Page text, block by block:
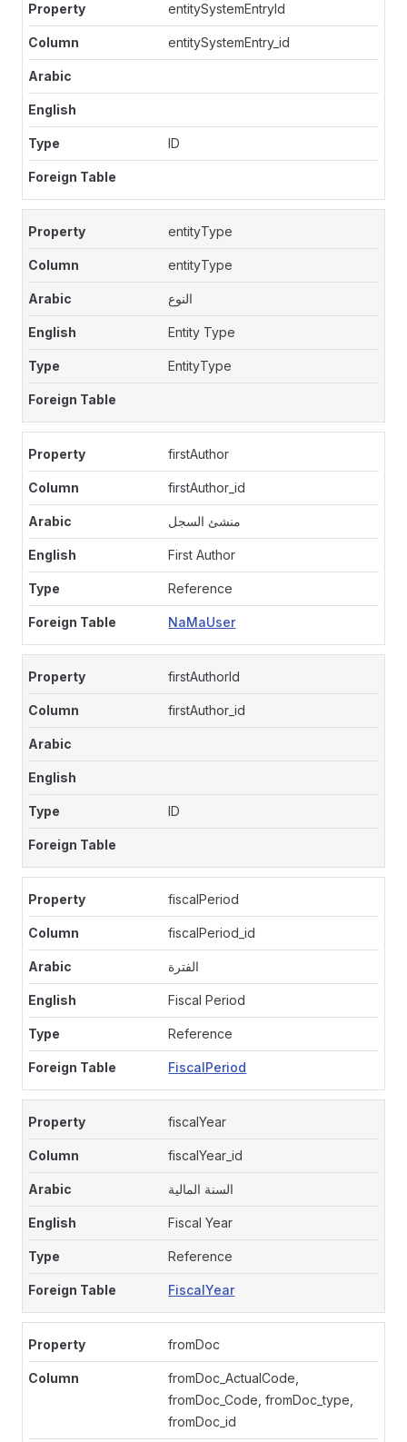
entitySystemEntryId
entitySystemEntry_id
ID
entityType
entityType
النوع
Entity Type
EntityType
firstAuthor
firstAuthor_id
منشئ السجل
First Author
Reference
NaMaUser
firstAuthorId
firstAuthor_id
ID
fiscalPeriod
fiscalPeriod_id
الفترة
Fiscal Period
Reference
FiscalPeriod
fiscalYear
fiscalYear_id
السنة المالية
Fiscal Year
Reference
FiscalYear
fromDoc
fromDoc_ActualCode,
fromDoc_Code, fromDoc_type,
fromDoc_id